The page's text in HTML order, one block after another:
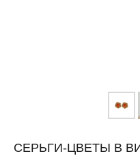
СЕРЬГИ-ЦВЕТЫ В